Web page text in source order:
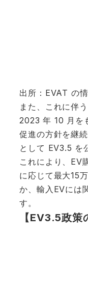
出所：EVAT の
また、これに伴
2023 年 10 月を
促進の方針を継
として EV3.5 を
これにより、EV
に応じて最大15
か、輸入EVには
す。
【EV3.5政策